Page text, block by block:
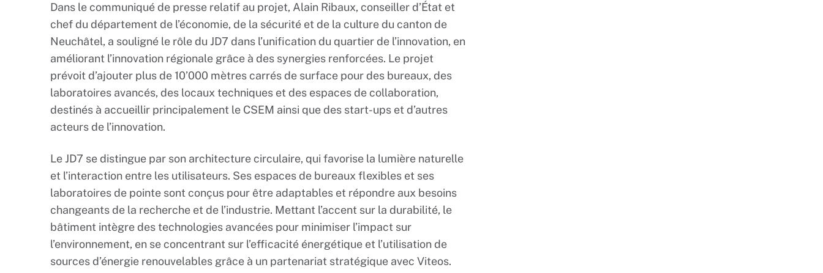
Dans le communiqué de presse relatif au projet, Alain Ribaux, conseiller d’État et
chef du département de l’économie, de la sécurité et de la culture du canton de
Neuchâtel, a souligné le rôle du JD7 dans l’unification du quartier de l’innovation, en
améliorant l’innovation régionale grâce à des synergies renforcées. Le projet
prévoit d’ajouter plus de 10’000 mètres carrés de surface pour des bureaux, des
laboratoires avancés, des locaux techniques et des espaces de collaboration,
destinés à accueillir principalement le CSEM ainsi que des start-ups et d’autres
acteurs de l’innovation.
Le JD7 se distingue par son architecture circulaire, qui favorise la lumière naturelle
et l’interaction entre les utilisateurs. Ses espaces de bureaux flexibles et ses
laboratoires de pointe sont conçus pour être adaptables et répondre aux besoins
changeants de la recherche et de l’industrie. Mettant l’accent sur la durabilité, le
bâtiment intègre des technologies avancées pour minimiser l’impact sur
l’environnement, en se concentrant sur l’efficacité énergétique et l’utilisation de
sources d’énergie renouvelables grâce à un partenariat stratégique avec Viteos.